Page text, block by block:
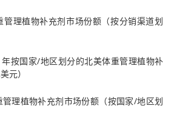
理植物补充剂市场份额（按分销渠道划
按国家/地区划分的北美体重管理植物补
元）
理植物补充剂市场份额（按国家/地区划